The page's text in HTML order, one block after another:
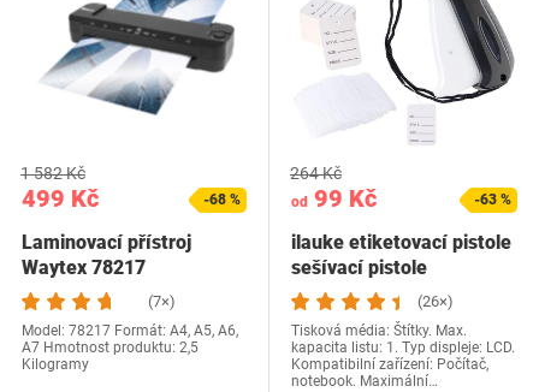
499 Kč
1 582 Kč
-68 %
Laminovací přístroj
Waytex 78217
(7×)
Model: 78217 Formát: A4, A5, A6,
A7 Hmotnost produktu: 2,5
Kilogramy
od 99 Kč
264 Kč
-63 %
ilauke etiketovací pistole
sešívací pistole
etiketovací…
(26×)
Tisková média: Štítky. Max.
kapacita listu: 1. Typ displeje: LCD.
Kompatibilní zařízení: Počítač,
notebook. Maximální…